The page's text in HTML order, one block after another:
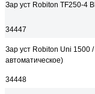
Зар уст Robiton TF250-4
34447
Зар уст Robiton Uni 1500
автоматическое)
34448